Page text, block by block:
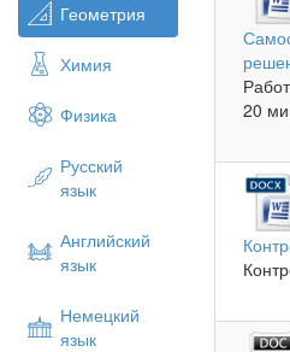
Геометрия
Химия
Физика
Русский
язык
Английский
язык
Немецкий
язык
20